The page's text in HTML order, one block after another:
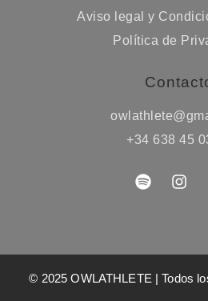
Aviso legal y
Política de
+34 638 45
© 2025 OWLATHLETE | Todos